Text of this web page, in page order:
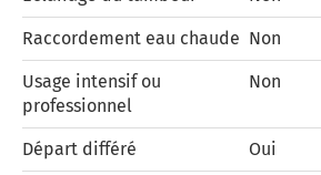
Raccordement eau chaude Non
Usage intensif ou
professionnel
Non
Départ différé Oui